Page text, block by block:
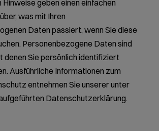
Hinweise geben einen einfachen
was mit Ihren
Daten passiert, wenn Sie diese
Personenbezogene Daten sind
denen Sie persönlich identifiziert
Ausführliche Informationen zum
entnehmen Sie unserer unter
Datenschutzerklärung.